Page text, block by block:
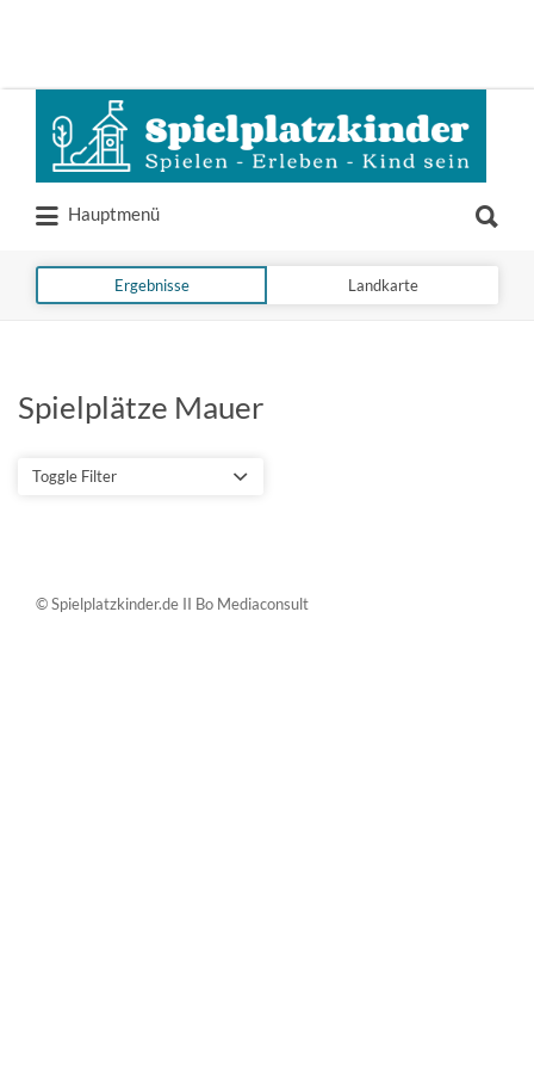
Suchen
nach:
Hauptmenü
nach:
Ergebnisse Landkarte
Spielplätze Mauer
Toggle Filter
© Spielplatzkinder.de II Bo Mediaconsult